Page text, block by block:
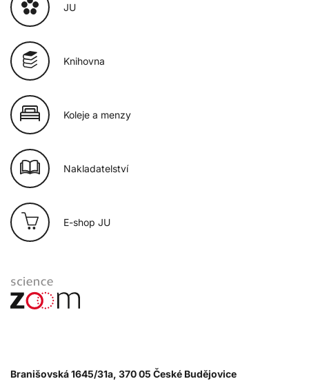
JU
Knihovna
Koleje a menzy
Nakladatelství
E-shop JU
Branišovská 1645/31a, 370 05 České Budějovice